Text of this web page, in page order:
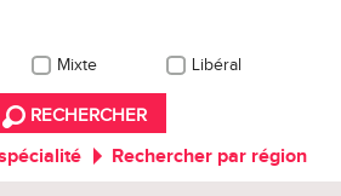
Mixte Libéral
RECHERCHER
Rechercher par région